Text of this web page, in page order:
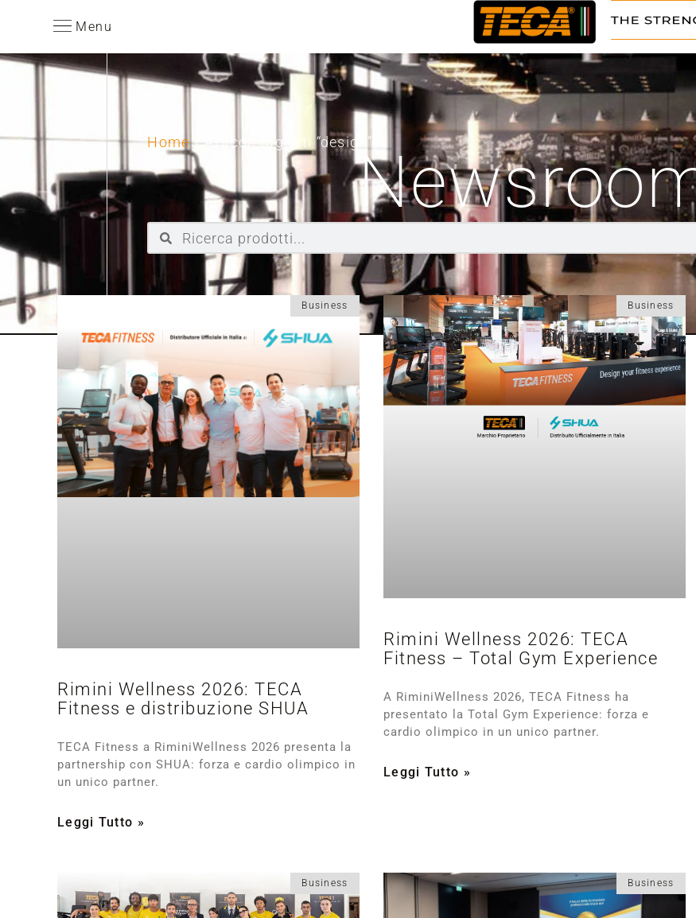
Menu
Home/ Articoli taggati “design”
Business
Rimini Wellness 2026: TECA
Fitness e distribuzione SHUA
TECA Fitness a RiminiWellness 2026 presenta la
partnership con SHUA: forza e cardio olimpico in
un unico partner.
Leggi Tutto »
Business
Rimini Wellness 2026: TECA
Fitness – Total Gym Experience
A RiminiWellness 2026, TECA Fitness ha
presentato la Total Gym Experience: forza e
cardio olimpico in un unico partner.
Leggi Tutto »
Business Business